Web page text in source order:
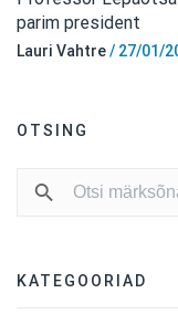
parim president
Lauri Vahtre/ 27/01/
OTSING
KATEGOORIAD